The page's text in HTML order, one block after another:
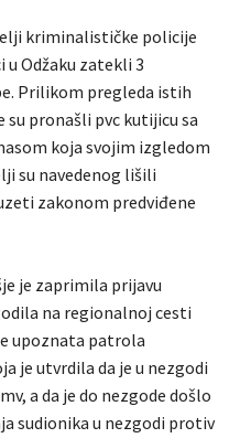
kriminalističke policije
u Odžaku zatekli 3
Prilikom pregleda istih
su pronašli pvc kutijicu sa
koja svojim izgledom
su navedenog lišili
zakonom predviđene
je zaprimila prijavu
na regionalnoj cesti
upoznata patrola
je utvrdila da je u nezgodi
a da je do nezgode došlo
sudionika u nezgodi protiv